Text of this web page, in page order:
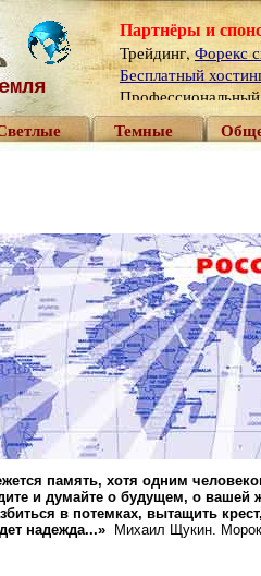
Темные
память, хотя одним
и думайте о будущем, о вашей
в потемках, вытащить
надежда...» Михаил Щукин.
Партнёры и
Трейдинг,Форекс
Бесплатный